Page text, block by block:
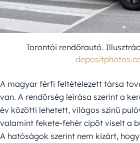
Torontói rendőrautó.
A magyar férfi feltételezett társa
van. A rendőrség leírása szerint a
év közötti lehetett, világos színű
valamint fekete-fehér cipőt viselt a
A hatóságok szerint nem kizárt,